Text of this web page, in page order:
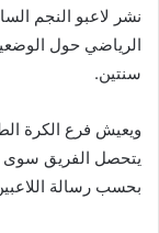
نشر لاعبو النجم
الرياضي حول
سنتين.
ويعيش فرع الكرة
بحسب رسالة